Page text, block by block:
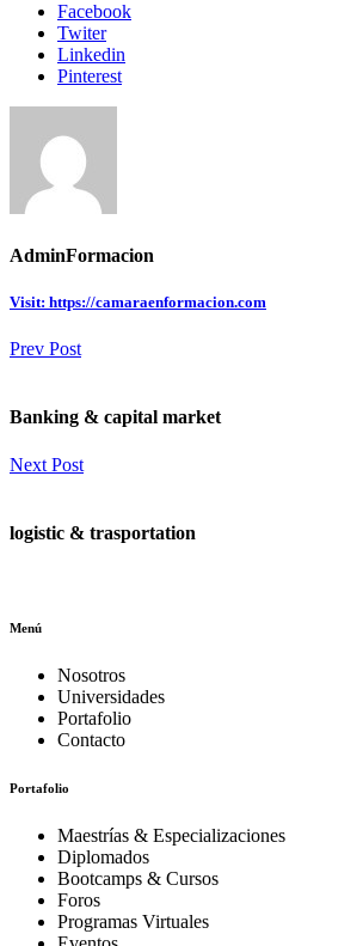
Facebook
Twiter
Linkedin
Pinterest
AdminFormacion
Visit: https://camaraenformacion.com
Prev Post
Banking & capital market
Next Post
logistic & trasportation
Menú
Nosotros
Universidades
Portafolio
Contacto
Portafolio
Maestrías & Especializaciones
Diplomados
Bootcamps & Cursos
Foros
Programas Virtuales